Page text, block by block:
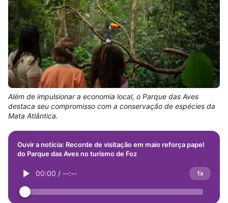
Além de impulsionar a economia local, o Parque das Aves
destaca seu compromisso com a conservação de espécies da
Mata Atlântica.
Ouvir a notícia: Recorde de visitação em maio reforça papel
do Parque das Aves no turismo de Foz
00:00 / --:-- 1x